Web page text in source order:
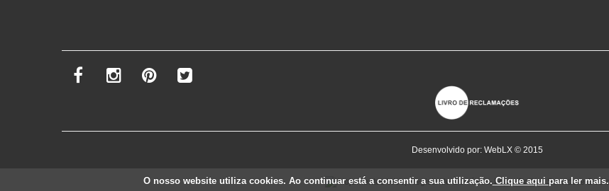
Desenvolvido por: WebLX© 2015
O nosso website utiliza cookies. Ao continuar está a consentir a sua utilização. Clique aqui para ler mais.